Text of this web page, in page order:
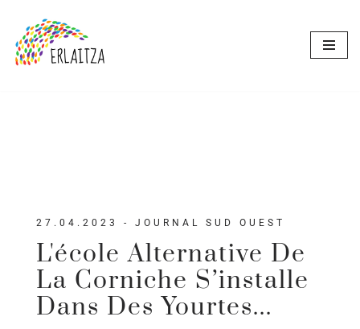
Aller
au
27.04.2023 - JOURNAL SUD OUEST
L'école Alternative De
La Corniche S’installe
Dans Des Yourtes...